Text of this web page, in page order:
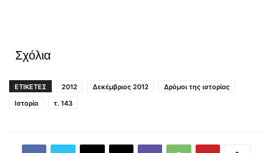
Σχόλια
ΕΤΙΚΕΤΕΣ 2012 Δεκέμβριος 2012
Δρόμοι της ιστορίας
Ιστορία
τ. 143